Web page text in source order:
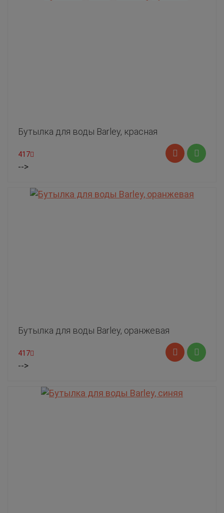
Бутылка для воды Barley, красная
417
-->
Бутылка для воды Barley, оранжевая
417
-->